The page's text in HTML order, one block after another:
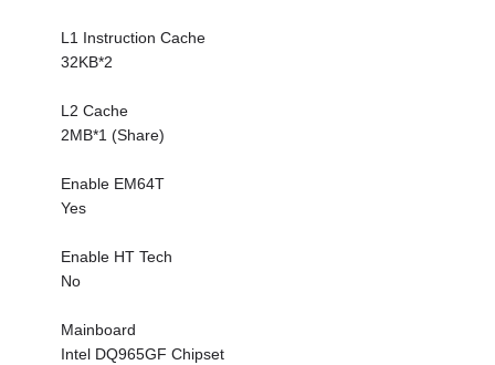
L1 Instruction Cache
32KB*2
L2 Cache
2MB*1 (Share)
Enable EM64T
Yes
Enable HT Tech
No
Mainboard
Intel DQ965GF Chipset